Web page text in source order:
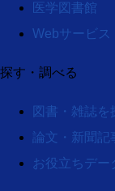
医学図書館
Webサービス
探す・調べる
図書・雑誌を
論文・新聞記
お役立ちデー